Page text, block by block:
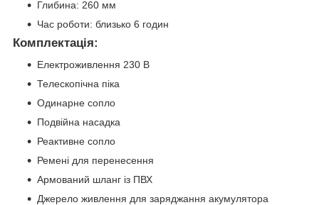
Глибина: 260 мм
Час роботи: близько 6 годин
Комплектація:
Електроживлення 230 В
Телескопічна піка
Одинарне сопло
Подвійна насадка
Реактивне сопло
Ремені для перенесення
Армований шланг із ПВХ
Джерело живлення для заряджання акумулятора